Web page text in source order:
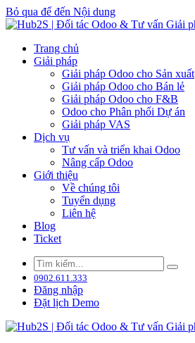
Bỏ qua để đến Nội dung
Trang chủ
Giải pháp
Giải pháp Odoo cho Sản xuất
Giải pháp Odoo cho Bán lẻ
Giải pháp Odoo cho F&B
Odoo cho Phân phối Dự án
Giải pháp VAS
Dịch vụ
Tư vấn và triển khai Odoo
Nâng cấp Odoo
Giới thiệu
Về chúng tôi
Tuyển dụng
Liên hệ
Blog
Ticket
0902.611.333
Đăng nhập
Đặt lịch Demo